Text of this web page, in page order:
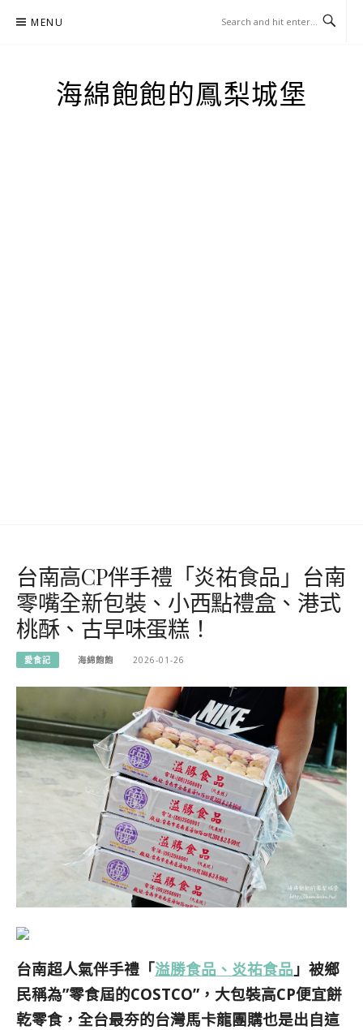
MENU
海綿飽飽的鳳梨城堡
台南高CP伴手禮「炎祐食品」台南
零嘴全新包裝、小西點禮盒、港式
桃酥、古早味蛋糕！
愛食記 海綿飽飽 2026-01-26
台南超人氣伴手禮「溢勝食品、炎祐食品 」被鄉
民稱為”零食屆的COSTCO”，大包裝高CP便宜餅
乾零食，全台最夯的台灣馬卡龍團購也是出自這